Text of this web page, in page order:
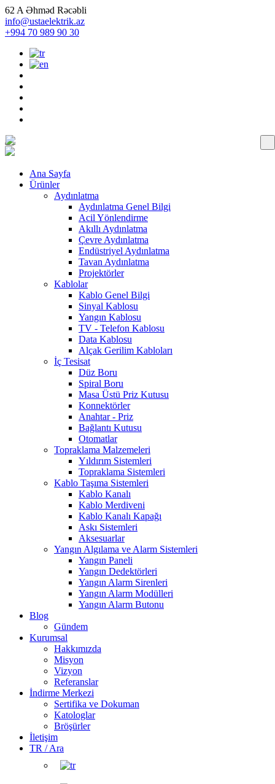
62 A Əhməd Rəcəbli
info@ustaelektrik.az
+994 70 989 90 30
Ana Sayfa
Ürünler
Aydınlatma
Aydınlatma Genel Bilgi
Acil Yönlendirme
Akıllı Aydınlatma
Çevre Aydınlatma
Endüstriyel Aydınlatma
Tavan Aydınlatma
Projektörler
Kablolar
Kablo Genel Bilgi
Sinyal Kablosu
Yangın Kablosu
TV - Telefon Kablosu
Data Kablosu
Alçak Gerilim Kabloları
İç Tesisat
Düz Boru
Spiral Boru
Masa Üstü Priz Kutusu
Konnektörler
Anahtar - Priz
Bağlantı Kutusu
Otomatlar
Topraklama Malzemeleri
Yıldırım Sistemleri
Topraklama Sistemleri
Kablo Taşıma Sistemleri
Kablo Kanalı
Kablo Merdiveni
Kablo Kanalı Kapağı
Askı Sistemleri
Aksesuarlar
Yangın Algılama ve Alarm Sistemleri
Yangın Paneli
Yangın Dedektörleri
Yangın Alarm Sirenleri
Yangın Alarm Modülleri
Yangın Alarm Butonu
Blog
Gündem
Kurumsal
Hakkımızda
Misyon
Vizyon
Referanslar
İndirme Merkezi
Sertifika ve Dokuman
Katologlar
Bröşürler
İletişim
TR / Ara